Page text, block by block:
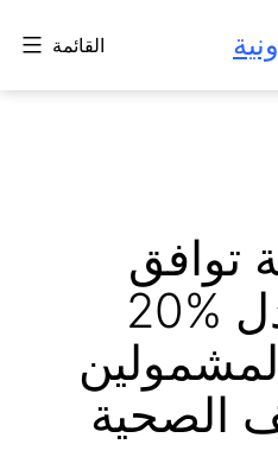
القائمة
توافق
على صرف بدل %20
الصحية